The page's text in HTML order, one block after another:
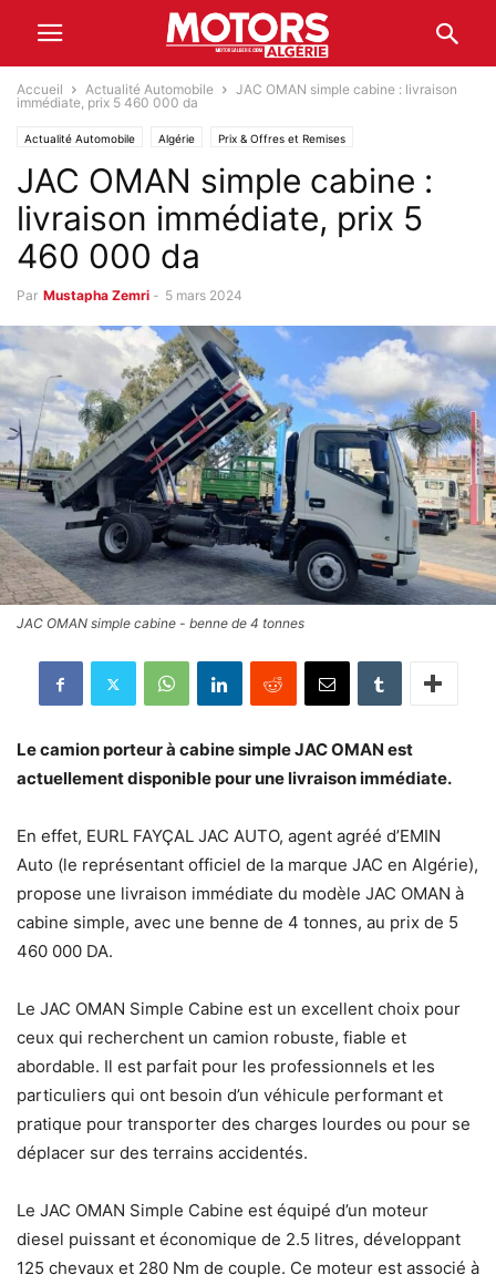
Accueil Actualité Automobile
JAC OMAN simple cabine : livraison
immédiate, prix 5 460 000 da
Actualité Automobile Algérie Prix & Offres et Remises
JAC OMAN simple cabine :
livraison immédiate, prix 5
460 000 da
Par Mustapha Zemri - 5 mars 2024
JAC OMAN simple cabine - benne de 4 tonnes
Le camion porteur à cabine simple JAC OMAN est
actuellement disponible pour une livraison immédiate.
En effet, EURL FAYÇAL JAC AUTO, agent agréé d’EMIN
Auto (le représentant officiel de la marque JAC en Algérie),
propose une livraison immédiate du modèle JAC OMAN à
cabine simple, avec une benne de 4 tonnes, au prix de 5
460 000 DA.
Le JAC OMAN Simple Cabine est un excellent choix pour
ceux qui recherchent un camion robuste, fiable et
abordable. Il est parfait pour les professionnels et les
particuliers qui ont besoin d’un véhicule performant et
pratique pour transporter des charges lourdes ou pour se
déplacer sur des terrains accidentés.
Le JAC OMAN Simple Cabine est équipé d’un moteur
diesel puissant et économique de 2.5 litres, développant
125 chevaux et 280 Nm de couple. Ce moteur est associé à